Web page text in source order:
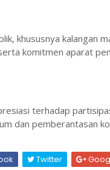
khususnya kalangan
komitmen aparat
terhadap
dan pemberantasan
Twitter